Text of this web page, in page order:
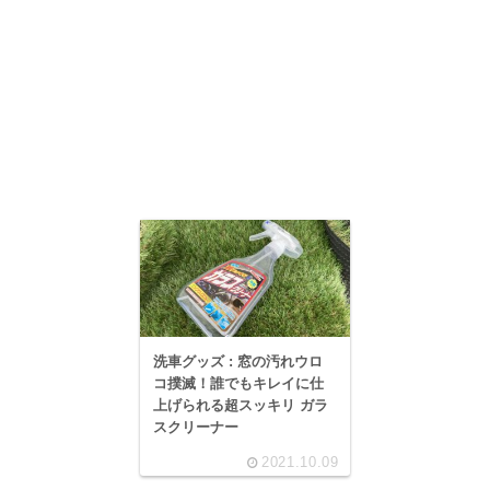
洗車グッズ : 窓の汚れウロ
コ撲滅！誰でもキレイに仕
上げられる超スッキリ ガラ
スクリーナー
2021.10.09